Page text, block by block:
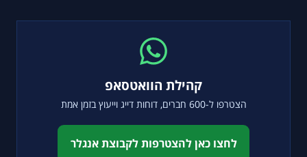
קהילת הוואטסאפ
הצטרפו ל-600 חברים, דוחות דייג וייעוץ בזמן אמת
לחצו כאן להצטרפות לקבוצת אנגלר